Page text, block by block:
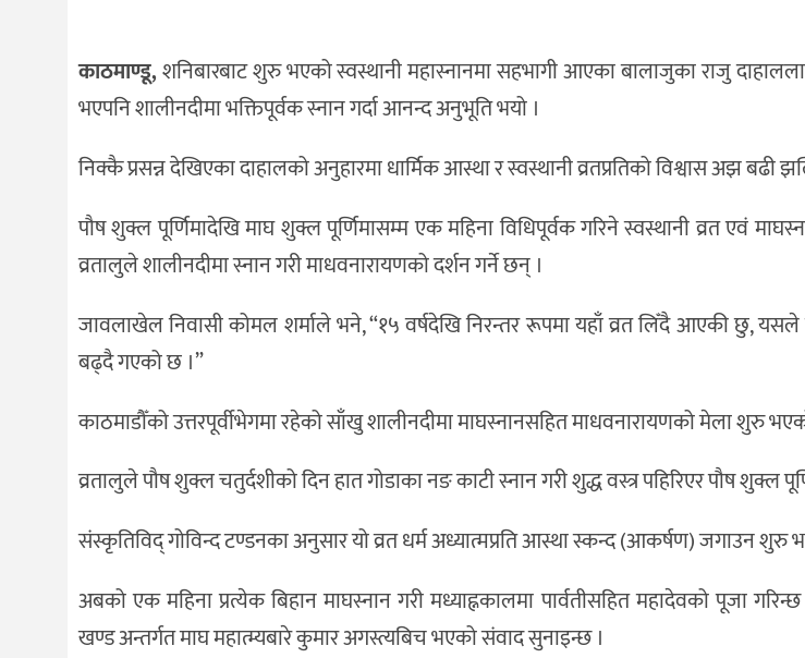
विचार
राजनीति
काठमाण्डू,शनिबारबाट शुरु भएको स्वस्थानी महास्नानमा सहभागी आएका बालाजुका राजु
भएपनि शालीनदीमा भक्तिपूर्वक स्नान गर्दा आनन्द अनुभूति भयो ।
निक्कै प्रसन्न देखिएका दाहालको अनुहारमा धार्मिक आस्था र स्वस्थानी व्रतप्रतिको विश्वास अझ बढी
पौष शुक्ल पूर्णिमादेखि माघ शुक्ल पूर्णिमासम्म एक महिना विधिपूर्वक गरिने स्वस्थानी व्रत एवं
व्रतालुले शालीनदीमा स्नान गरी माधवनारायणको दर्शन गर्ने छन् ।
जावलाखेल निवासी कोमल शर्माले भने, “१५ वर्षदेखि निरन्तर रूपमा यहाँ व्रत लिँदै आएकी छु,
बढ्दै गएको छ ।”
काठमाडौँको उत्तरपूर्वीभेगमा रहेको साँखु शालीनदीमा माघस्नानसहित माधवनारायणको मेला शुरु
व्रतालुले पौष शुक्ल चतुर्दशीको दिन हात गोडाका नङ काटी स्नान गरी शुद्ध वस्त्र पहिरिएर पौष शुक्ल
संस्कृतिविद् गोविन्द टण्डनका अनुसार यो व्रत धर्म अध्यात्मप्रति आस्था स्कन्द (आकर्षण) जगाउन शुरु
अबको एक महिना प्रत्येक बिहान माघस्नान गरी मध्याह्नकालमा पार्वतीसहित महादेवको पूजा
खण्ड अन्तर्गत माघ महात्म्यबारे कुमार अगस्त्यबिच भएको संवाद सुनाइन्छ ।